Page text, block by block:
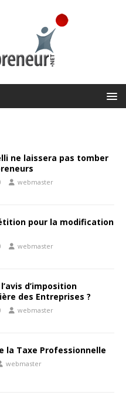
ne laissera pas tomber
webmaster
pour la modification
webmaster
d’imposition
des Entreprises ?
webmaster
la Taxe Professionnelle
webmaster